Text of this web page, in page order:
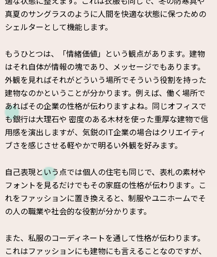
真夏のサングラスのように人間を快適な状態に保つための
シェルターとして機能します。
もうひとつは、「情緒価値」という観点があります。建物
はそれ自体が情報の塊であり、メッセージでもあります。
外観を見ればそれがどういう場所でそういう役割を持った
建物なのかということが分かります。例えば、働く場所で
あればその企業の性格が伝わりますよね。同じオフィスで
も銀行は大理石や 密度のある木材を使った重厚な建物で信
用感を演出しますが、気鋭のIT企業の場合はクリエイティ
ブさを感じさせる軽やかで明るい外観を好みます。
自己表現という点では個人の住宅も同じで、 表札の素材や
フォントを見るだけでもその家庭の性格が伝わります。こ
れをファッションに置き換えると、 制服やユニホームでそ
の人の職業や社会的な役割が分かります。
また、私服のコーディネートを通して性格が伝わります。
これはファッションにも建物にも言えることなのですが、